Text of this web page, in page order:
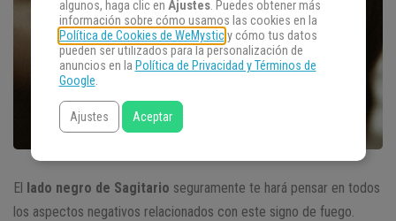
El lado negro de Sagitario seguramente te hará pensar en todos
los aspectos negativos relacionados con este signo de fuego.
algunos, haga clic en Ajustes. Puedes obtener más
información sobre cómo usamos las cookies en la
Política de Cookies de WeMysticy cómo tus datos
pueden ser utilizados para la personalización de
anuncios en la Política de Privacidad y Términos de
Google.
Ajustes Aceptar